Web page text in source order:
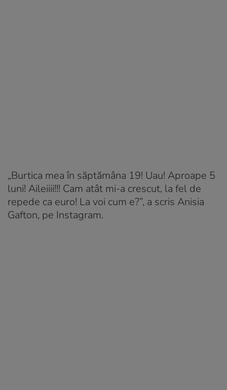
„Burtica mea în săptămâna 19! Uau! Aproape 5
luni! Aileiiii!!! Cam atât mi-a crescut, la fel de
repede ca euro! La voi cum e?”, a scris Anisia
Gafton, pe Instagram.